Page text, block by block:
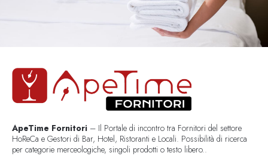
ApeTime Fornitori – Il Portale di incontro tra Fornitori del settore
HoReCa e Gestori di Bar, Hotel, Ristoranti e Locali. Possibilità di ricerca
per categorie merceologiche, singoli prodotti o testo libero..